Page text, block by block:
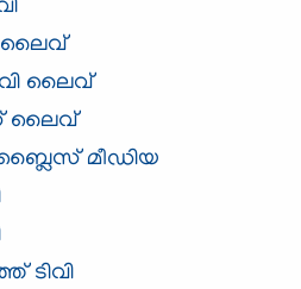
വി ലൈവ്
ലൈവ്
മീഡിയ
ടിവി